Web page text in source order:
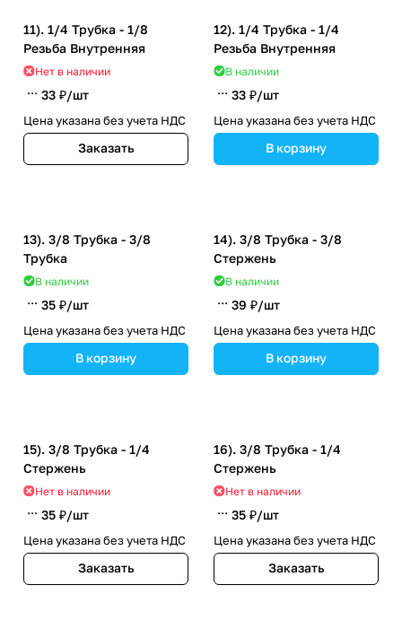
11). 1/4 Трубка - 1/8
Резьба Внутренняя
Нет в наличии
33 ₽/шт
Цена указана без учета НДС
Заказать
12). 1/4 Трубка - 1/4
Резьба Внутренняя
В наличии
33 ₽/шт
Цена указана без учета НДС
В корзину
13). 3/8 Трубка - 3/8
Трубка
В наличии
35 ₽/шт
Цена указана без учета НДС
В корзину
14). 3/8 Трубка - 3/8
Стержень
В наличии
39 ₽/шт
Цена указана без учета НДС
В корзину
15). 3/8 Трубка - 1/4
Стержень
Нет в наличии
35 ₽/шт
Цена указана без учета НДС
Заказать
16). 3/8 Трубка - 1/4
Стержень
Нет в наличии
35 ₽/шт
Цена указана без учета НДС
Заказать